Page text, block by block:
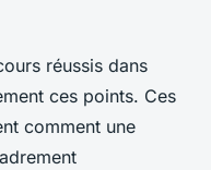
réussis dans
ces points. Ces
comment une